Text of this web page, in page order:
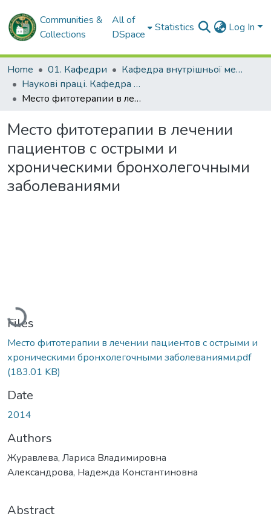
Communities &
Collections
All of
DSpace
Statistics Log In
Home 01. Кафедри
Кафедра внутрішньої медицини № 3 та ендокринології
Наукові праці. Кафедра внутрішньої медицини № 3 та ендокринології
Место фитотерапии в лечении пациентов с острыми и хроническими бронхолегочными заболеваниями
Место фитотерапии в лечении
пациентов с острыми и
хроническими бронхолегочными
заболеваниями
Loading...
Files
Место фитотерапии в лечении пациентов с острыми и
хроническими бронхолегочными заболеваниями.pdf
(183.01 KB)
Date
2014
Authors
Журавлева, Лариса Владимировна
Александрова, Надежда Константиновна
Abstract